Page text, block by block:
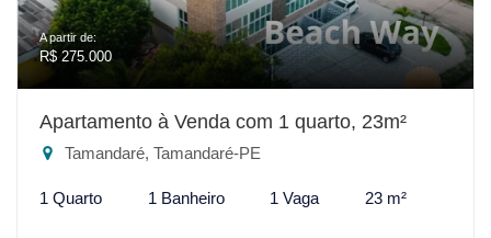
A partir de:
R$ 275.000
Apartamento à Venda com 1 quarto, 23m²
Tamandaré, Tamandaré-PE
1 Quarto 1 Banheiro 1 Vaga 23 m²